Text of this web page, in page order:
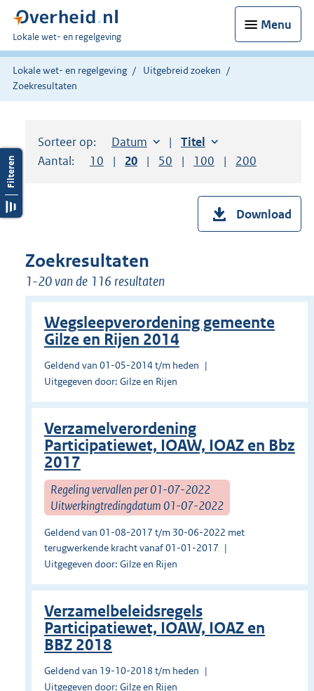
Menu
U
bent
hier:
Lokale wet- en regelgeving
Lokale wet- en regelgeving
Uitgebreid zoeken
Zoekresultaten
Sorteer op: Sorteer op:
Datum aflopendSorteer op:
Titel oplopend
Aantal:
Toon
10 resultaten per pagina
Toon
20 resultaten per pagina
Toon
50 resultaten per pagina
Toon
100 resultaten per
Toon
200
Download
Zoekresultaten
1-20 van de 116 resultaten
Wegsleepverordening gemeente
Gilze en Rijen 2014
Geldend van 01-05-2014 t/m heden
Uitgegeven door: Gilze en Rijen
Verzamelverordening
Participatiewet, IOAW, IOAZ en Bbz
2017
Regeling vervallen per 01-07-2022
Uitwerkingtredingdatum 01-07-2022
Geldend van 01-08-2017 t/m 30-06-2022 met
terugwerkende kracht vanaf 01-01-2017
Uitgegeven door: Gilze en Rijen
Verzamelbeleidsregels
Participatiewet, IOAW, IOAZ en
BBZ 2018
Geldend van 19-10-2018 t/m heden
Uitgegeven door: Gilze en Rijen